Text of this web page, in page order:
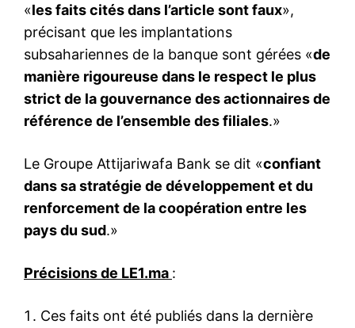
«les faits cités dans l’article sont faux»,
précisant que les implantations
subsahariennes de la banque sont gérées «de
manière rigoureuse dans le respect le plus
strict de la gouvernance des actionnaires de
référence de l’ensemble des filiales.»
Le Groupe Attijariwafa Bank se dit «confiant
dans sa stratégie de développement et du
renforcement de la coopération entre les
pays du sud.»
Précisions de LE1.ma :
Ces faits ont été publiés dans la dernière